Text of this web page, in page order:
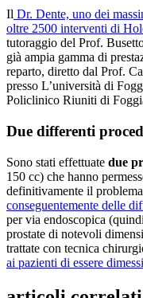
Il Dr. Dente, uno dei
oltre 2500 interventi di
tutoraggio del Prof.
già ampia gamma di
reparto, diretto dal Prof.
presso L’università di
Policlinico Riuniti di
Due differenti
Sono stati effettuate due
150 cc) che hanno
definitivamente il
conseguentemente delle
per via endoscopica
prostate di notevoli
trattate con tecnica
ai pazienti di essere